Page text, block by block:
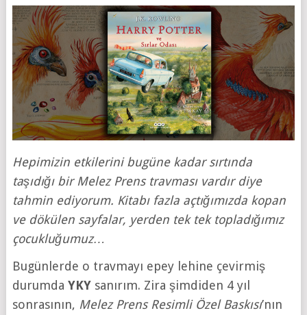
Hepimizin etkilerini bugüne kadar sırtında
taşıdığı bir Melez Prens travması vardır diye
tahmin ediyorum. Kitabı fazla açtığımızda kopan
ve dökülen sayfalar, yerden tek tek topladığımız
çocukluğumuz…
Bugünlerde o travmayı epey lehine çevirmiş
durumda YKYsanırım. Zira şimdiden 4 yıl
sonrasının, Melez Prens Resimli Özel Baskısı’nın